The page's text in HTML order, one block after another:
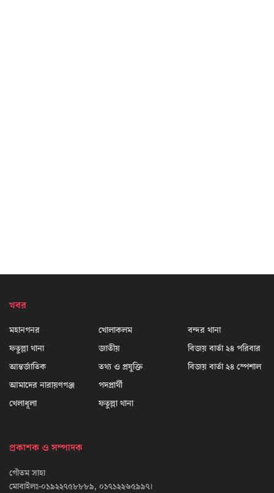
খবর
মহানগনর
ফতুল্লা থানা
আন্তর্জাতিক
আমাদের নারায়ণগঞ্জ
খেলাধূলা
খোলাকলম
জাতীয়
তথ্য ও প্রযুক্তি
পদপ্রার্থী
ফতুল্লা থানা
বন্দর থানা
বিজয় বার্তা ২৪ পরিবার
বিজয় বার্তা ২৪ স্পেশাল
প্রকাশক ও সম্পাদক
গৌতম সাহা
মোবাইলঃ-০১৯২২৭৫৮৮৮৯, ০১৭১২২৬৫৯৯৭।